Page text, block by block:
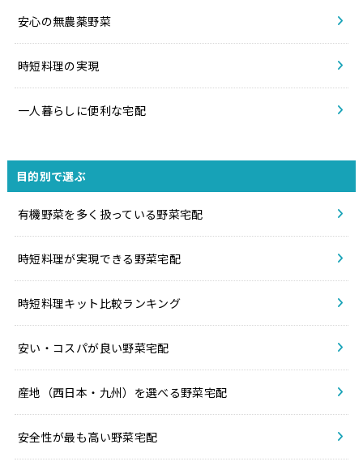
安心の無農薬野菜
時短料理の実現
一人暮らしに便利な宅配
目的別で選ぶ
有機野菜を多く扱っている野菜宅配
時短料理が実現できる野菜宅配
時短料理キット比較ランキング
安い・コスパが良い野菜宅配
産地（西日本・九州）を選べる野菜宅配
安全性が最も高い野菜宅配